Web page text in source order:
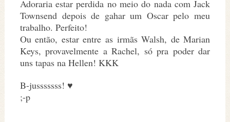
Adoraria estar perdida no meio do nada com Jack
Townsend depois de gahar um Oscar pelo meu
trabalho. Perfeito!
Ou então, estar entre as irmãs Walsh, de Marian
Keys, provavelmente a Rachel, só pra poder dar
uns tapas na Hellen! KKK
B-jusssssss! ♥
;-p